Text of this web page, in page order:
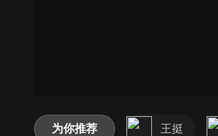
为你推荐 王挺